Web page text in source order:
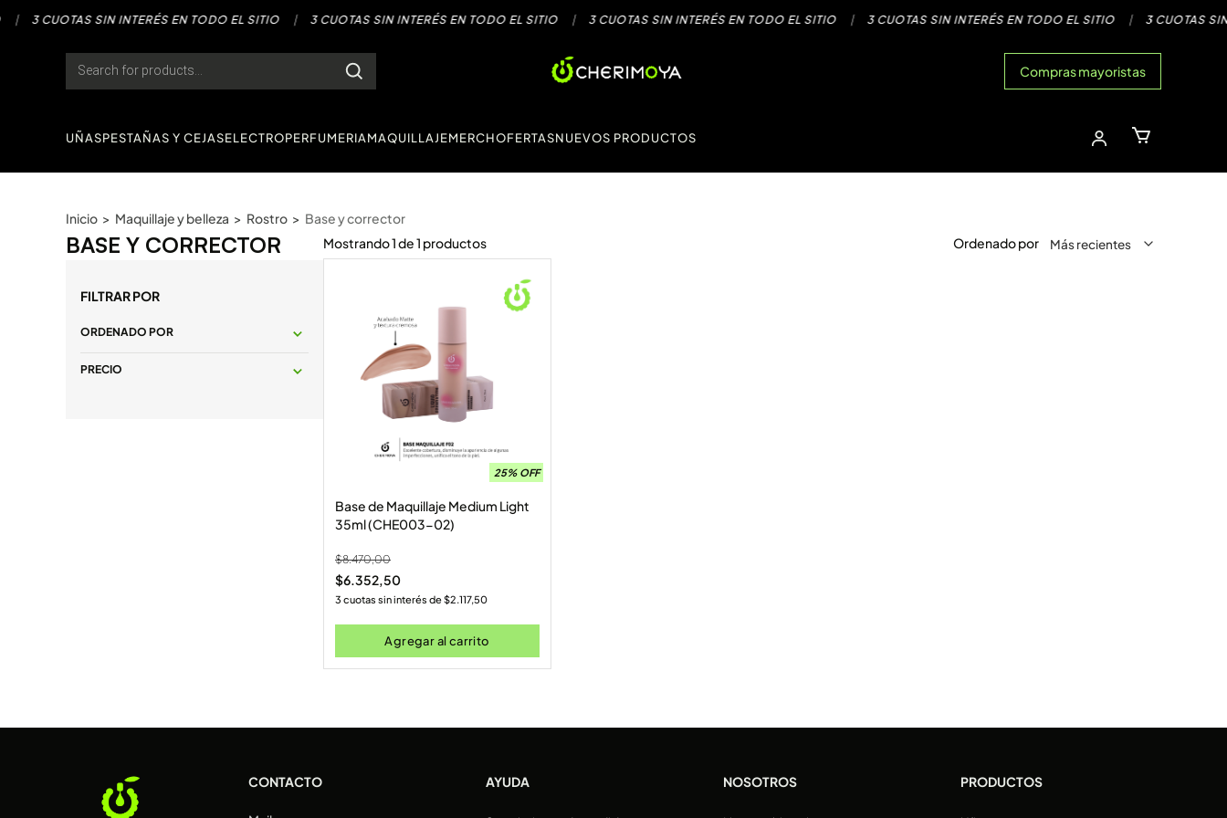
Saltar
contenido
3 CUOTAS SIN INTERÉS EN TODO EL SITIO | 3 CUOTAS SIN INTERÉS EN TODO EL SITIO | 3 CUOTAS SIN INTERÉS EN TODO EL SITIO | 3 CUOTAS SIN INTERÉS EN TODO EL SITIO | 3 CUOTAS SIN
Products
search
Compras mayoristas
UÑASPESTAÑAS Y CEJASELECTROPERFUMERIAMAQUILLAJEMERCHOFERTASNUEVOS PRODUCTOS
Inicio > Maquillaje y belleza > Rostro > Base y corrector
BASE Y CORRECTOR
FILTRAR POR
ORDENADO POR
PRECIO
Mostrando1de1 productos Ordenado por
25% OFF
Base de Maquillaje Medium Light
35ml (CHE003-02)
$8.470,00
$6.352,50
3 cuotas sin interés de $2.117,50
Agregar al carrito
CONTACTO AYUDA NOSOTROS PRODUCTOS